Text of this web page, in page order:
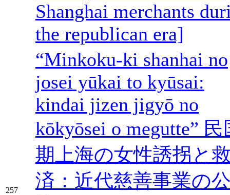
Shanghai merchants
the republican era]
257
“Minkoku-ki shanhai no
josei yūkai to kyūsai:
kindai jizen jigyō no
kōkyōsei o megutte” 民
期上海の女性誘拐と
済：近代慈善事業の